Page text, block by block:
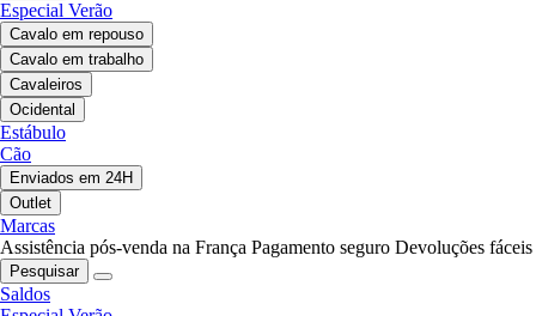
Especial Verão
Cavalo em repouso
Cavalo em trabalho
Cavaleiros
Ocidental
Estábulo
Cão
Enviados em 24H
Outlet
Marcas
Assistência pós-venda na França Pagamento seguro Devoluções fáceis
Pesquisar
Saldos